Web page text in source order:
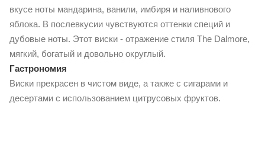
вкусе ноты мандарина, ванили, имбиря и наливнового
яблока. В послевкусии чувствуются оттенки специй и
дубовые ноты. Этот виски - отражение стиля The Dalmore,
мягкий, богатый и довольно округлый.
Гастрономия
Виски прекрасен в чистом виде, а также с сигарами и
десертами с использованием цитрусовых фруктов.